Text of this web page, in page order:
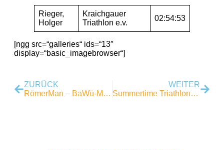
Rieger,
Holger
Kraichgauer
Triathlon e.v.
02:54:53
[ngg src=“galleries“ ids=“13″
display=“basic_imagebrowser“]
ZURÜCK
RömerMan – BaWü-Meister Klaus-Peter Bucher
WEITER
Summertime Triathlon 2023